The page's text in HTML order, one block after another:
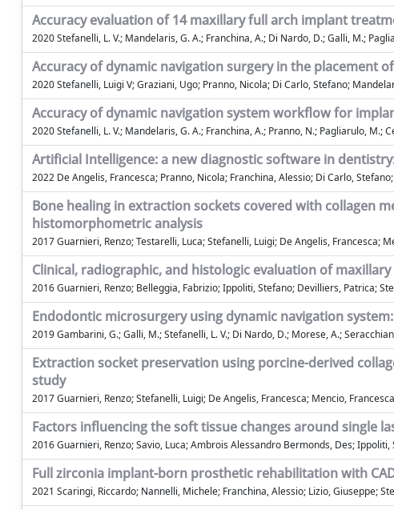
Accuracy evaluation of 14 maxillary full arch implant
2020 Stefanelli, L. V.; Mandelaris, G. A.; Franchina, A.; Di Nardo, D.; Galli, M.;
Accuracy of dynamic navigation surgery in the placement
2020 Stefanelli, Luigi V; Graziani, Ugo; Pranno, Nicola; Di Carlo, Stefano;
Accuracy of dynamic navigation system workflow for
2020 Stefanelli, L. V.; Mandelaris, G. A.; Franchina, A.; Pranno, N.; Pagliarulo, M.;
Artificial Intelligence: a new diagnostic software in
2022 De Angelis, Francesca; Pranno, Nicola; Franchina, Alessio; Di Carlo,
Bone healing in extraction sockets covered with collagen
histomorphometric analysis
2017 Guarnieri, Renzo; Testarelli, Luca; Stefanelli, Luigi; De Angelis, Francesca;
Clinical, radiographic, and histologic evaluation of
2016 Guarnieri, Renzo; Belleggia, Fabrizio; Ippoliti, Stefano; Devilliers, Patrica;
Endodontic microsurgery using dynamic navigation
2019 Gambarini, G.; Galli, M.; Stefanelli, L. V.; Di Nardo, D.; Morese, A.;
Extraction socket preservation using porcine-derived
study
2017 Guarnieri, Renzo; Stefanelli, Luigi; De Angelis, Francesca; Mencio,
Factors influencing the soft tissue changes around single
2016 Guarnieri, Renzo; Savio, Luca; Ambrois Alessandro Bermonds, Des;
Full zirconia implant-born prosthetic rehabilitation with
2021 Scaringi, Riccardo; Nannelli, Michele; Franchina, Alessio; Lizio, Giuseppe;